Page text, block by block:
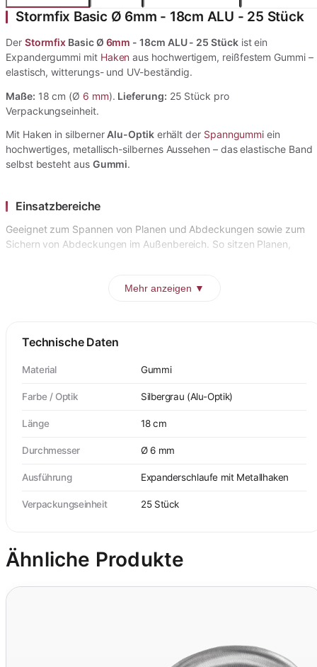
Stormfix Basic Ø 6mm - 18cm ALU - 25 Stück
Der Stormfix Basic Ø 6mm - 18cm ALU - 25 Stückist ein
Expandergummi mit Haken aus hochwertigem, reißfestem Gummi –
elastisch, witterungs- und UV-beständig.
Maße: 18 cm (Ø 6 mm). Lieferung: 25 Stück pro
Verpackungseinheit.
Mit Haken in silbernerAlu-Optikerhält der Spanngummi ein
hochwertiges, metallisch-silbernes Aussehen – das elastische Band
selbst besteht aus Gummi.
Einsatzbereiche
Geeignet zum Spannen von Planen und Abdeckungen sowie zum
Sichern von Abdeckungen im Außenbereich. So sitzen Planen,
Mehr anzeigen ▼
Technische Daten
Material Gummi
Farbe / Optik Silbergrau (Alu-Optik)
Länge 18 cm
Durchmesser Ø 6 mm
Ausführung Expanderschlaufe mit Metallhaken
Verpackungseinheit 25 Stück
Ähnliche Produkte